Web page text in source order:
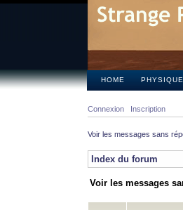
HOME PHYSIQUE
Connexion Inscription
Voir les messages sans
Index du forum
Voir les messages